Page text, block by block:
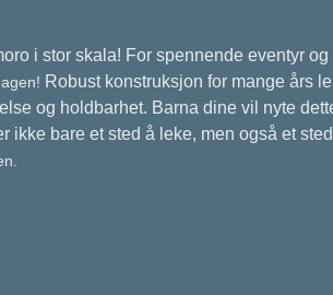
i stor skala! For spennende eventyr
Robust konstruksjon for mange års
og holdbarhet. Barna dine vil nyte
bare et sted å leke, men også et